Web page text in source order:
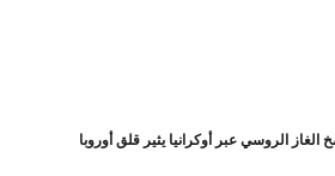
الروسي عبر أوكرانيا يثير قلق أوروبا